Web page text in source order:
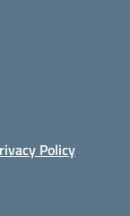
Policy